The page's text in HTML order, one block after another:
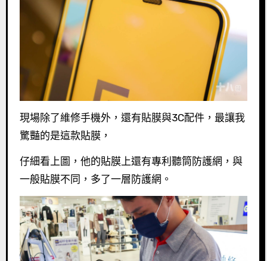
現場除了維修手機外，還有貼膜與3C配件，最讓我
驚豔的是這款貼膜，
仔細看上圖，他的貼膜上還有專利聽筒防護網，與
一般貼膜不同，多了一層防護網。